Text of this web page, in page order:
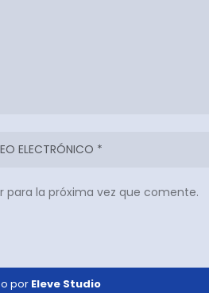
la próxima vez que comente.
por Eleve Studio